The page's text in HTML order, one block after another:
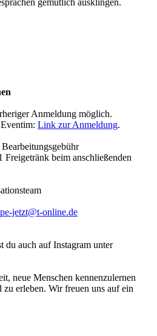
gemütlich ausklingen.
Anmeldung möglich.
Link zur Anmeldung.
beim anschließenden
jetzt@t-online.de
du auch auf Instagram unter
neue Menschen kennenzulernen
zu erleben. Wir freuen uns auf ein